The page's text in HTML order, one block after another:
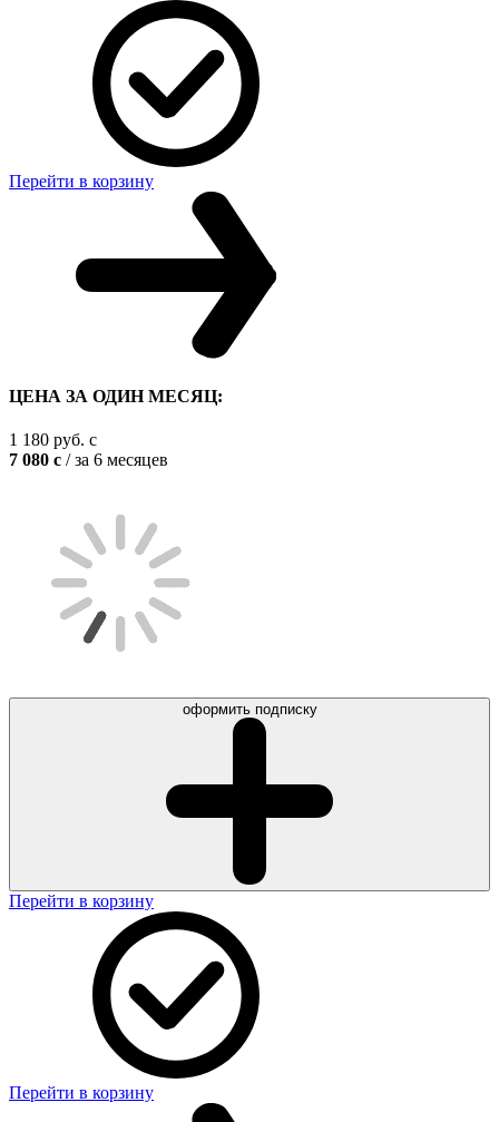
Перейти в корзину
ЦЕНА ЗА ОДИН МЕСЯЦ:
1 180 руб. c
7 080 c / за 6 месяцев
оформить подписку
Перейти в корзину
Перейти в корзину